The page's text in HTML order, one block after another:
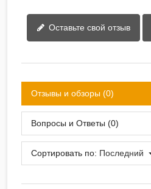
Оставьте свой отзыв
Отзывы и обзоры (0)
Вопросы и Ответы (0)
Сортировать по: Последний